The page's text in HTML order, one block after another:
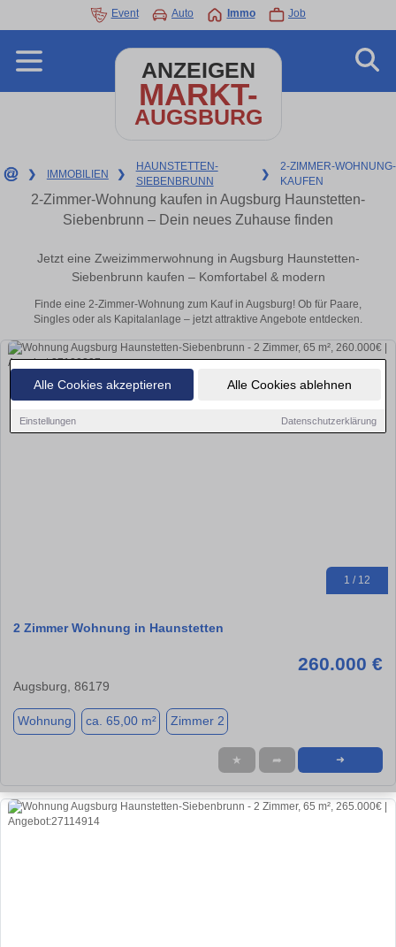
Alle Cookies akzeptieren Alle Cookies ablehnen
Einstellungen Datenschutzerklärung
Event Auto Immo Job
ANZEIGEN
MARKT-
AUGSBURG
❯ IMMOBILIEN ❯
HAUNSTETTEN-
SIEBENBRUNN
❯
2-ZIMMER-WOHNUNG-
KAUFEN
2-Zimmer-Wohnung kaufen in Augsburg Haunstetten-
Siebenbrunn – Dein neues Zuhause finden
Jetzt eine Zweizimmerwohnung in Augsburg Haunstetten-
Siebenbrunn kaufen – Komfortabel & modern
Finde eine 2-Zimmer-Wohnung zum Kauf in Augsburg! Ob für Paare,
Singles oder als Kapitalanlage – jetzt attraktive Angebote entdecken.
1 / 12
2 Zimmer Wohnung in Haunstetten
260.000 €
Augsburg, 86179
Wohnung ca. 65,00 m² Zimmer 2
★ ➦ ➜